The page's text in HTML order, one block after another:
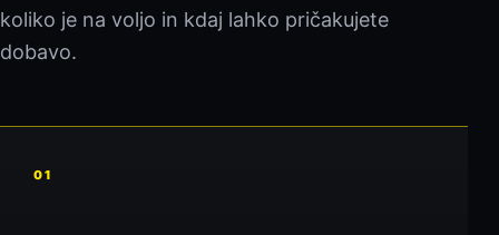
koliko je na voljo in kdaj lahko pričakujete
dobavo.
01